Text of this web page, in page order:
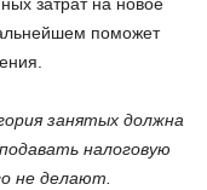
затрат на новое
поможет
занятых должна
налоговую
не делают.